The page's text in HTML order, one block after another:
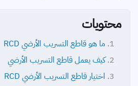
محتويات
ما هو قاطع التسريب الأرضي RCD
كيف يعمل قاطع التسريب الأرضي
اختيار قاطع التسريب الأرضي RCD